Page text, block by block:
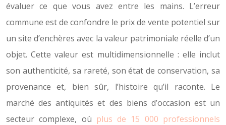
évaluer ce que vous avez entre les mains. L’erreur
commune est de confondre le prix de vente potentiel sur
un site d’enchères avec la valeur patrimoniale réelle d’un
objet. Cette valeur est multidimensionnelle : elle inclut
son authenticité, sa rareté, son état de conservation, sa
provenance et, bien sûr, l’histoire qu’il raconte. Le
marché des antiquités et des biens d’occasion est un
secteur complexe, où plus de 15 000 professionnels